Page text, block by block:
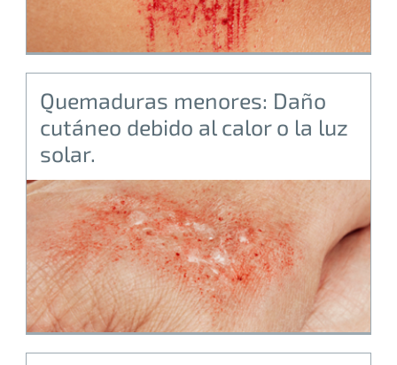
Quemaduras menores: Daño
cutáneo debido al calor o la luz
solar.